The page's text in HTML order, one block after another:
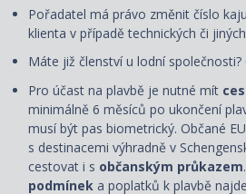
Pořadatel má právo změnit číslo
klienta v případě technických či
Máte již členství u lodní společnosti?
Pro účast na plavbě je nutné mít
minimálně 6 měsíců po ukončení
musí být pas biometrický. Občané
s destinacemi výhradně v
cestovat i s občanským průkazem
podmínek a poplatků k plavbě